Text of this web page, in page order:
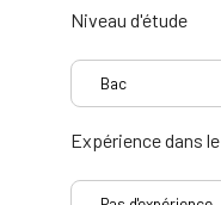
Niveau d'étude
Expérience dans